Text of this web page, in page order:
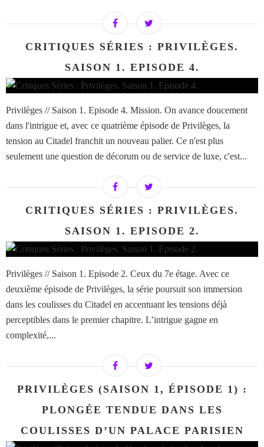
CRITIQUES SÉRIES : PRIVILÈGES.
SAISON 1. EPISODE 4.
Privilèges // Saison 1. Episode 4. Mission. On avance doucement
dans l'intrigue et, avec ce quatrième épisode de Privilèges, la
tension au Citadel franchit un nouveau palier. Ce n'est plus
seulement une question de décorum ou de service de luxe, c'est...
CRITIQUES SÉRIES : PRIVILÈGES.
SAISON 1. EPISODE 2.
Privilèges // Saison 1. Episode 2. Ceux du 7e étage. Avec ce
deuxième épisode de Privilèges, la série poursuit son immersion
dans les coulisses du Citadel en accentuant les tensions déjà
perceptibles dans le premier chapitre. L’intrigue gagne en
complexité,...
PRIVILÈGES (SAISON 1, ÉPISODE 1) :
PLONGÉE TENDUE DANS LES
COULISSES D’UN PALACE PARISIEN